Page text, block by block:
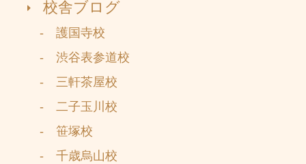
校舎ブログ
- 護国寺校
- 渋谷表参道校
- 三軒茶屋校
- 二子玉川校
- 笹塚校
- 千歳烏山校